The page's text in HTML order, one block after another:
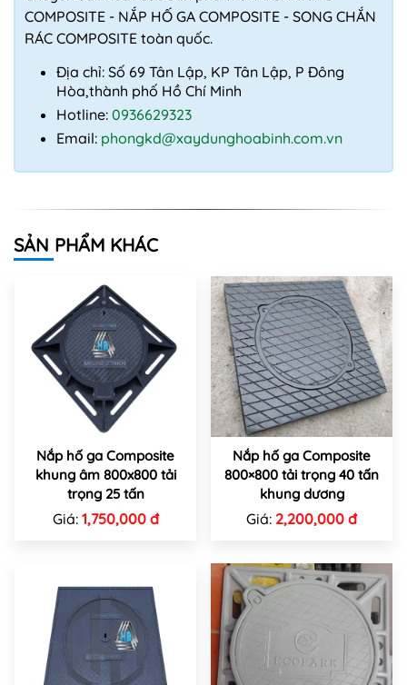
COMPOSITE - NẮP HỐ GA COMPOSITE - SONG CHẮN
RÁC COMPOSITE toàn quốc.
Địa chỉ: Số 69 Tân Lập, KP Tân Lập, P Đông
Hòa,thành phố Hồ Chí Minh
Hotline: 0936629323
Email: phongkd@xaydunghoabinh.com.vn
SẢN PHẨM KHÁC
Nắp hố ga Composite
khung âm 800x800 tải
trọng 25 tấn
Giá: 1,750,000 đ
Nắp hố ga Composite
800×800 tải trọng 40 tấn
khung dương
Giá: 2,200,000 đ